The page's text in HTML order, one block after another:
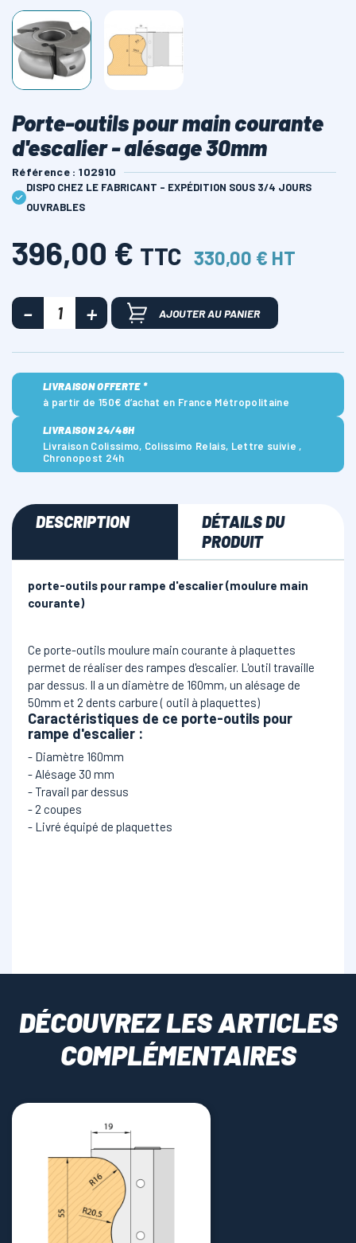
Porte-outils pour main courante
d'escalier - alésage 30mm
Référence : 102910
DISPO CHEZ LE FABRICANT - EXPÉDITION SOUS 3/4 JOURS
OUVRABLES
396,00 € TTC 330,00 € HT
AJOUTER AU PANIER
LIVRAISON OFFERTE *
à partir de 150€ d’achat en France Métropolitaine
LIVRAISON 24/48H
Livraison Colissimo, Colissimo Relais, Lettre suivie ,
Chronopost 24h
DESCRIPTION
DÉTAILS DU
PRODUIT
porte-outils pour rampe d'escalier (moulure main
courante)
Ce porte-outils moulure main courante à plaquettes
permet de réaliser des rampes d'escalier. L'outil travaille
par dessus. Il a un diamètre de 160mm, un alésage de
50mm et 2 dents carbure ( outil à plaquettes)
Caractéristiques de ce porte-outils pour
rampe d'escalier :
- Diamètre 160mm
- Alésage 30 mm
- Travail par dessus
- 2 coupes
- Livré équipé de plaquettes
DÉCOUVREZ LES ARTICLES
COMPLÉMENTAIRES